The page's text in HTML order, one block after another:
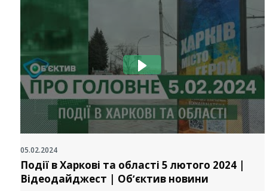
05.02.2024
Події в Харкові та області 5 лютого 2024 |
Відеодайджест | Обʼєктив новини